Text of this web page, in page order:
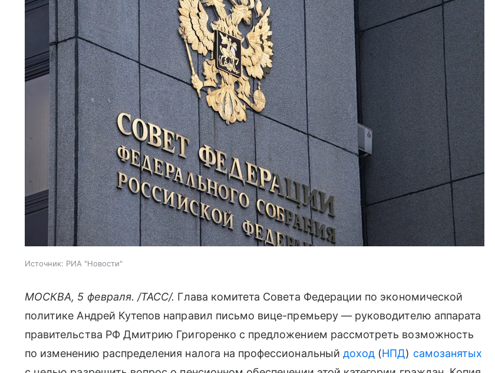
Источник: РИА "Новости"
МОСКВА, 5 февраля. /ТАСС/. Глава комитета Совета Федерации по экономической
политике Андрей Кутепов направил письмо вице-премьеру — руководителю аппарата
правительства РФ Дмитрию Григоренко с предложением рассмотреть возможность
по изменению распределения налога на профессиональный доход (НПД) самозанятых